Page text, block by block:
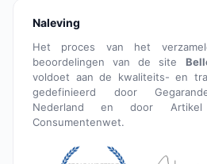
Naleving
Het proces van het
beoordelingen van de site
voldoet aan de kwaliteits- en
gedefinieerd door
Nederland en door
Consumentenwet.